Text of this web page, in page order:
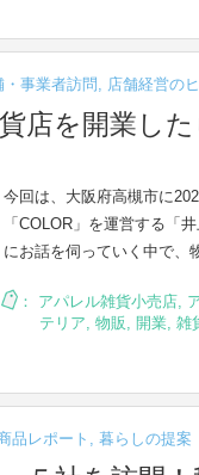
・事業者訪問 店舗経営の
店を開業し
今回は、大阪府高槻市に
「COLOR」を運営する「
にお話を伺っていく中で、
： アパレル雑貨小売店,
テリア 物販 開業 雑
品レポート , 暮らしの提案